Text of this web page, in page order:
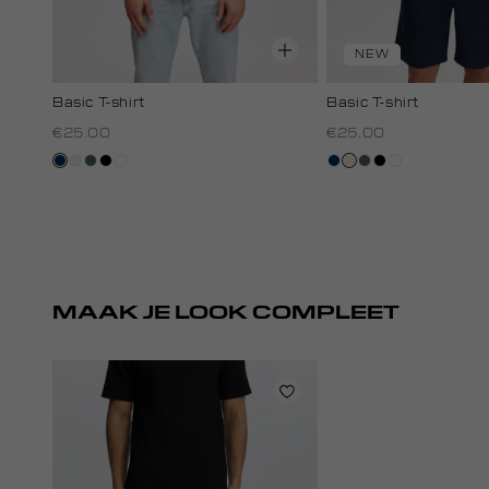
Basic T-shirt
€25.00
donkerblauw
kit,groen,
zwart
NEW
Basic T-shirt
€25.00
donkerblauw
kit,groen,
zwart
MAAK JE LOOK COMPLEET